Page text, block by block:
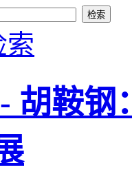
索
胡鞍钢